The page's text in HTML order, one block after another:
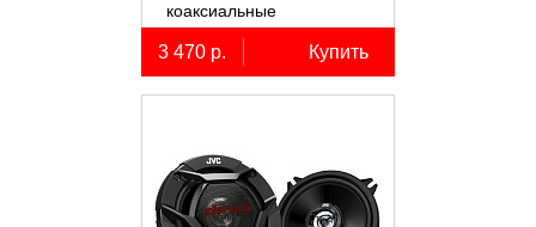
коаксиальные
трёхполосные, 2 шт.
3 470 р. Купить